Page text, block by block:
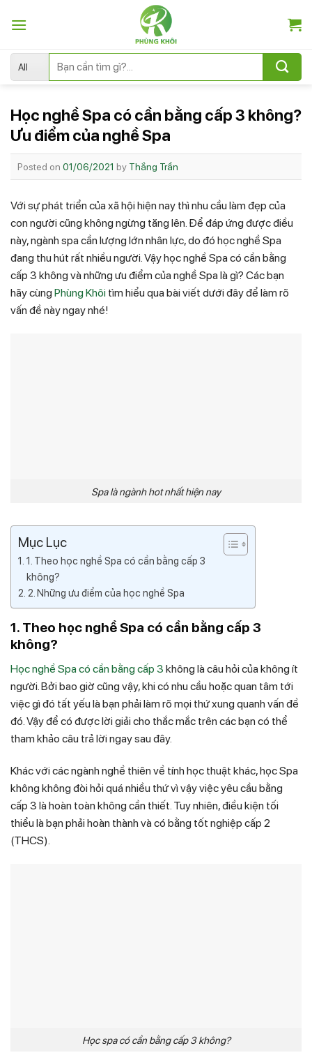
kiếm:
Học nghề Spa có cần bằng cấp 3 không?
Ưu điểm của nghề Spa
Posted on 01/06/2021 by Thắng Trần
Với sự phát triển của xã hội hiện nay thì nhu cầu làm đẹp của
con người cũng không ngừng tăng lên. Để đáp ứng được điều
này, ngành spa cần lượng lớn nhân lực, do đó học nghề Spa
đang thu hút rất nhiều người. Vậy học nghề Spa có cần bằng
cấp 3 không và những ưu điểm của nghề Spa là gì? Các bạn
hãy cùng Phùng Khôi tìm hiểu qua bài viết dưới đây để làm rõ
vấn đề này ngay nhé!
Spa là ngành hot nhất hiện nay
Mục Lục
1. Theo học nghề Spa có cần bằng cấp 3
không?
2. Những ưu điểm của học nghề Spa
1. Theo học nghề Spa có cần bằng cấp 3
không?
Học nghề Spa có cần bằng cấp 3 không là câu hỏi của không ít
người. Bởi bao giờ cũng vậy, khi có nhu cầu hoặc quan tâm tới
việc gì đó tất yếu là bạn phải làm rõ mọi thứ xung quanh vấn đề
đó. Vậy để có được lời giải cho thắc mắc trên các bạn có thể
tham khảo câu trả lời ngay sau đây.
Khác với các ngành nghề thiên về tính học thuật khác, học Spa
không không đòi hỏi quá nhiều thứ vì vậy việc yêu cầu bằng
cấp 3 là hoàn toàn không cần thiết. Tuy nhiên, điều kiện tối
thiểu là bạn phải hoàn thành và có bằng tốt nghiệp cấp 2
(THCS).
Học spa có cần bằng cấp 3 không?